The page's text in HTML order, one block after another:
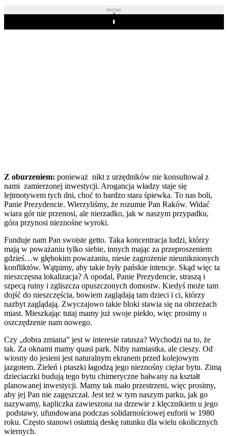
REKLAMA
Play
Z oburzeniem: ponieważ nikt z urzędników nie konsultował z
nami zamierzonej inwestycji. Arogancja władzy staje się
lejtmotywem tych dni, choć to bardzo stara śpiewka. To nas boli,
Panie Prezydencie. Wierzyliśmy, że rozumie Pan Raków. Widać
wiara gór nie przenosi, ale nierzadko, jak w naszym przypadku,
góra przynosi nieznośne wyroki.
Funduje nam Pan swoiste getto. Taka koncentracja ludzi, którzy
mają w poważaniu tylko siebie, innych mając za przeproszeniem
gdzieś…w głębokim poważaniu, niesie zagrożenie nieuniknionych
konfliktów. Wątpimy, aby takie były pańskie intencje. Skąd więc ta
nieszczęsna lokalizacja? A opodal, Panie Prezydencie, straszą i
szpecą ruiny i zgliszcza opuszczonych domostw. Kiedyś może tam
dojść do nieszczęścia, bowiem zaglądają tam dzieci i ci, którzy
nazbyt zaglądają. Zwyczajowo takie bloki stawia się na obrzeżach
miast. Mieszkając tutaj mamy już swoje piekło, więc prosimy o
oszczędzenie nam nowego.
Czy „dobra zmiana” jest w interesie ratusza? Wychodzi na to, że
tak. Za oknami mamy quasi park. Niby namiastka, ale cieszy. Od
wiosny do jesieni jest naturalnym ekranem przed kolejowym
jazgotem. Zieleń i ptaszki łagodzą jego nieznośny ciężar bytu. Zimą
dzieciaczki budują tego bytu chimeryczne bałwany na kształt
planowanej inwestycji. Mamy tak mało przestrzeni, więc prosimy,
aby jej Pan nie zagęszczał. Jest też w tym naszym parku, jak go
nazywamy, kapliczka zawieszona na drzewie z klęcznikiem u jego
podstawy, ufundowana podczas solidarnościowej euforii w 1980
roku. Często stanowi ostatnią deskę ratunku dla wielu okolicznych
wiernych.